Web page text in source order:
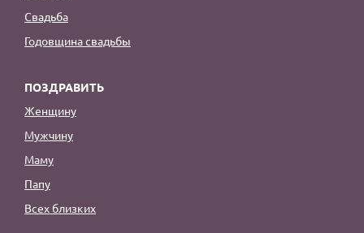
Свадьба
Годовщина свадьбы
ПОЗДРАВИТЬ
Женщину
Мужчину
Маму
Папу
Всех близких